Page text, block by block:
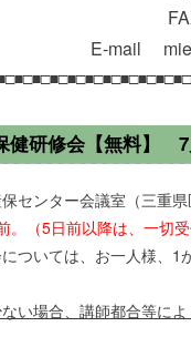
E-mail
健研修会【無料】
センター会議室（三重
。（5日前以降は、一切
ついては、お一人様、1
い場合、講師都合等に